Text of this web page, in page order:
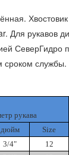
Для рукавов
СеверГидро
сроком службы.
рукава
дюйм Size
3/4" 12